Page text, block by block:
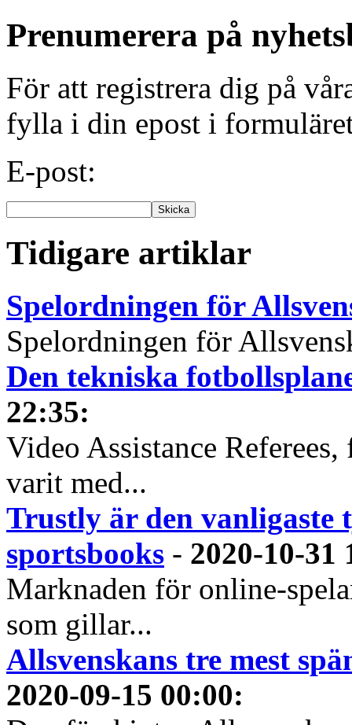
Prenumerera på
För att registrera dig på
fylla i din epost i
E-post:
Tidigare artiklar
Spelordningen för
Spelordningen för
Den tekniska
22:35:
Video Assistance
varit med...
Trustly är den vanligaste
sportsbooks - 2020-10-31
Marknaden för online-
som gillar...
Allsvenskans tre mest
2020-09-15 00:00: